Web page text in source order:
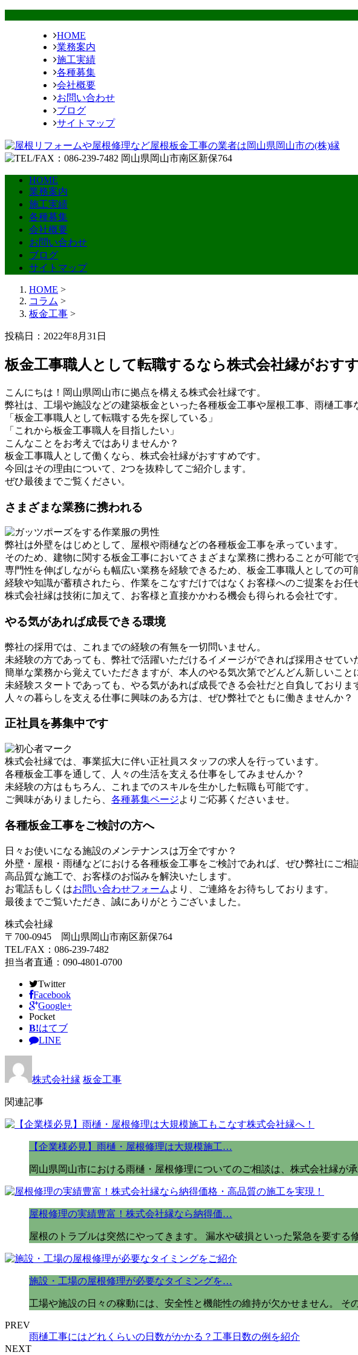
HOME
業務案内
施工実績
各種募集
会社概要
お問い合わせ
ブログ
サイトマップ
HOME
業務案内
施工実績
各種募集
会社概要
お問い合わせ
ブログ
サイトマップ
HOME >
コラム >
板金工事 >
投稿日：2022年8月31日
板金工事職人として転職するなら株式会社縁がおす
こんにちは！岡山県岡山市に拠点を構える株式会社縁です。
弊社は、工場や施設などの建築板金といった各種板金工事や屋根工事、雨樋工事
「板金工事職人として転職する先を探している」
「これから板金工事職人を目指したい」
こんなことをお考えではありませんか？
板金工事職人として働くなら、株式会社縁がおすすめです。
今回はその理由について、2つを抜粋してご紹介します。
ぜひ最後までご覧ください。
さまざまな業務に携われる
弊社は外壁をはじめとして、屋根や雨樋などの各種板金工事を承っています。
そのため、建物に関する板金工事においてさまざまな業務に携わることが可能で
専門性を伸ばしながらも幅広い業務を経験できるため、板金工事職人としての可
経験や知識が蓄積されたら、作業をこなすだけではなくお客様へのご提案をお任
株式会社縁は技術に加えて、お客様と直接かかわる機会も得られる会社です。
やる気があれば成長できる環境
弊社の採用では、これまでの経験の有無を一切問いません。
未経験の方であっても、弊社で活躍いただけるイメージができれば採用させてい
簡単な業務から覚えていただきますが、本人のやる気次第でどんどん新しいこと
未経験スタートであっても、やる気があれば成長できる会社だと自負しておりま
人々の暮らしを支える仕事に興味のある方は、ぜひ弊社でともに働きませんか？
正社員を募集中です
株式会社縁では、事業拡大に伴い正社員スタッフの求人を行っています。
各種板金工事を通して、人々の生活を支える仕事をしてみませんか？
未経験の方はもちろん、これまでのスキルを生かした転職も可能です。
ご興味がありましたら、 各種募集ページよりご応募くださいませ。
各種板金工事をご検討の方へ
日々お使いになる施設のメンテナンスは万全ですか？
外壁・屋根・雨樋などにおける各種板金工事をご検討であれば、ぜひ弊社にご相
高品質な施工で、お客様のお悩みを解決いたします。
お電話もしくはお問い合わせフォーム より、ご連絡をお待ちしております。
最後までご覧いただき、誠にありがとうございました。
株式会社縁
〒700-0945 岡山県岡山市南区新保764
TEL/FAX：086-239-7482
担当者直通：090-4801-0700
Twitter
Facebook
Google+
Pocket
B!はてブ
LINE
株式会社縁 板金工事
関連記事
【企業様必見】雨樋・屋根修理は大規模施工…
岡山県岡山市における雨樋・屋根修理についてのご相談は、株式会社縁が
屋根修理の実績豊富！株式会社縁なら納得価…
屋根のトラブルは突然にやってきます。 漏水や破損といった緊急を要す
施設・工場の屋根修理が必要なタイミングを…
工場や施設の日々の稼動には、安全性と機能性の維持が欠かせません。
PREV
雨樋工事にはどれくらいの日数がかかる？工事日数の例を紹介
NEXT